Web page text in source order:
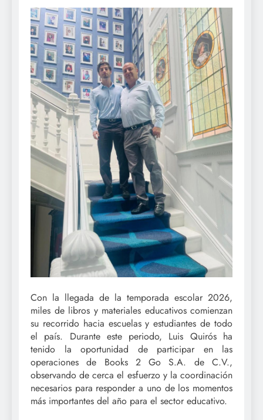
Con la llegada de la temporada escolar 2026,
miles de libros y materiales educativos comienzan
su recorrido hacia escuelas y estudiantes de todo
el país. Durante este periodo, Luis Quirós ha
tenido la oportunidad de participar en las
operaciones de Books 2 Go S.A. de C.V.,
observando de cerca el esfuerzo y la coordinación
necesarios para responder a uno de los momentos
más importantes del año para el sector educativo.